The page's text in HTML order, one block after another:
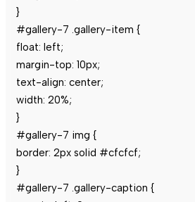
}
#gallery-7 .gallery-item {
float: left;
margin-top: 10px;
text-align: center;
width: 20%;
}
#gallery-7 img {
border: 2px solid #cfcfcf;
}
#gallery-7 .gallery-caption {